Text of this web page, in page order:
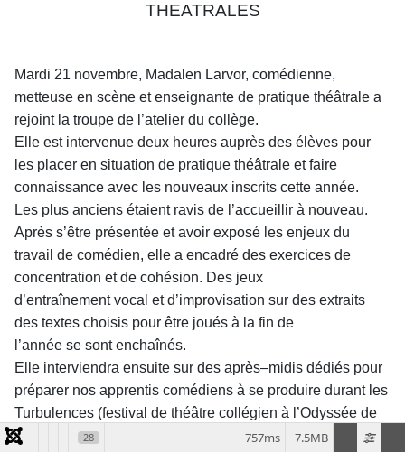
THEATRALES
Mardi 21 novembre, Madalen Larvor, comédienne,
metteuse en scène etenseignante de pratique théâtrale a
rejoint la troupe de l’atelier du collège.
Elle est intervenue deux heures auprès des élèves pour
les placer en situation de pratique théâtrale et faire
connaissance avec les nouveaux inscrits cette année.
Les plus anciens étaient ravis de l’accueillir à nouveau.
Après s’être présentée et avoir exposé les enjeux du
travail de comédien, elle a encadré des exercices de
concentration et de cohésion. Des jeux
d’entraînementvocal et d’improvisation sur des extraits
des textes choisis pour être joués à la fin de
l’année se sont enchaînés.
Elle interviendra ensuite sur des après–midis dédiés pour
préparer nos apprentis comédiens à se produire durant les
Turbulences (festival de théâtre collégien à l’Odyssée de
Périgueux) et à la représentation de fin d’année à la salle
28 7.5MB
757ms